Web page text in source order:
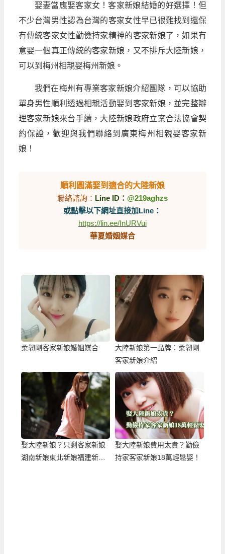
娶妻當應娶客家女！客家新娘結婚的好選擇！但
不少台灣男性認為台灣的客家女性早已很難找到還保
有傳統客家女性勤儉持家精神的客家新娘了，如果有
意娶一個真正傳統的客家新娘，又不排斥大陸新娘，
可以到梅州相親娶梅州新娘。
我們在梅州有專業客家新娘介紹團隊，可以協助
單身男性順利透過相親活動娶到客家新娘，並完整辦
理客家新娘來台手續，大陸新娘政府立案合法協會契
約保證，歡迎與我們聯絡到廣東梅州相親娶客家新
娘！
順利圓滿娶到適合的大陸新娘
聯絡諮詢： Line ID： @219aghzs
或點擊以下網址直接加Line：
https://lin.ee/InURVui
華夏婚姻媒合
柔韌剛客家新娘婚姻媒合
大陸新娘第一品牌：柔韌剛
客家新娘介紹
娶大陸新娘？只剩客家新娘
湖南新娘東北新娘福建新娘
娶大陸新娘費用太貴？勤儉
持家客家新娘18萬輕鬆娶！